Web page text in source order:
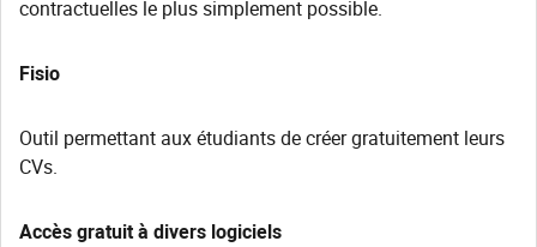
contractuelles le plus simplement possible.
Fisio
Outil permettant aux étudiants de créer gratuitement leurs
CVs.
Accès gratuit à divers logiciels